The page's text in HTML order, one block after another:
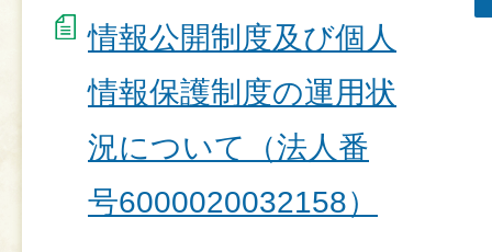
情報公開制度及び個人
情報保護制度の運用状
況について（法人番
号6000020032158）